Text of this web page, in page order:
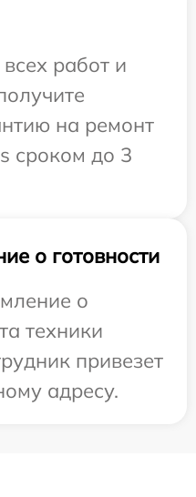
работ и
на ремонт
сроком до 3
о готовности
о
техники
привезет
адресу.